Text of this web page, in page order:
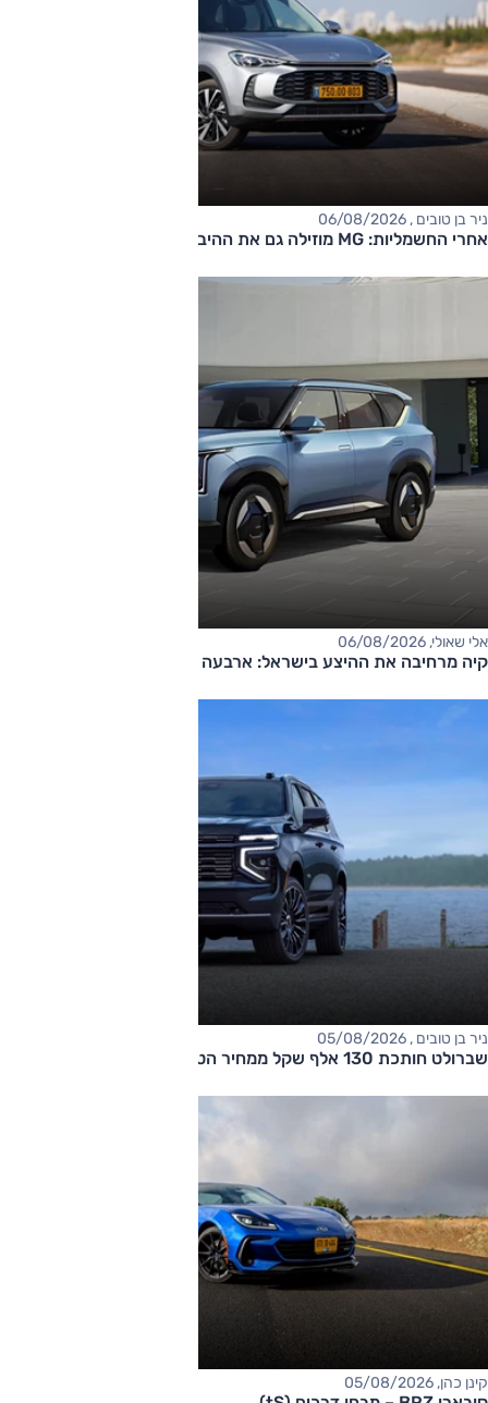
ניר בן טובים , 06/08/2026
אחרי החשמליות: MG מוזילה גם את ההיברידיות
אלי שאולי, 06/08/2026
קיה מרחיבה את ההיצע בישראל: ארבעה דגמים חדשים בדרך
ניר בן טובים , 05/08/2026
שברולט חותכת 130 אלף שקל ממחיר הטאהו
קינן כהן, 05/08/2026